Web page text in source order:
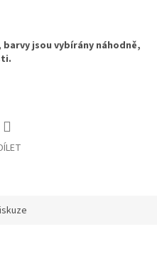
jsou vybírány náhodně,